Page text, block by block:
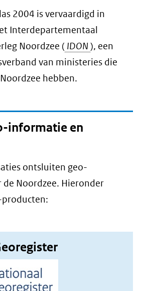
2004 is vervaardigd in
Interdepartementaal
Noordzee ( IDON ), een
van ministeries die
hebben.
informatie en
ontsluiten geo-
Noordzee. Hieronder